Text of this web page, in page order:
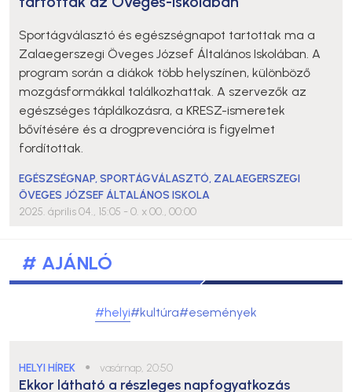
Sportágválasztó és egészségnapot tartottak ma a
Zalaegerszegi Öveges József Általános Iskolában. A
program során a diákok több helyszínen, különböző
mozgásformákkal találkozhattak. A szervezők az
egészséges táplálkozásra, a KRESZ-ismeretek
bővítésére és a drogprevencióra is figyelmet
fordítottak.
EGÉSZSÉGNAP,SPORTÁGVÁLASZTÓ, ZALAEGERSZEGI
ÖVEGES JÓZSEF ÁLTALÁNOS ISKOLA
2025. április 04., 15:05 - 0. x 00., 00:00
# AJÁNLÓ
#helyi#kultúra#események
HELYI HÍREK ● vasárnap, 20:50
Ekkor látható a részleges napfogyatkozás